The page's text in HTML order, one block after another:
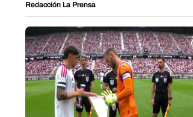
Redacción La Prensa